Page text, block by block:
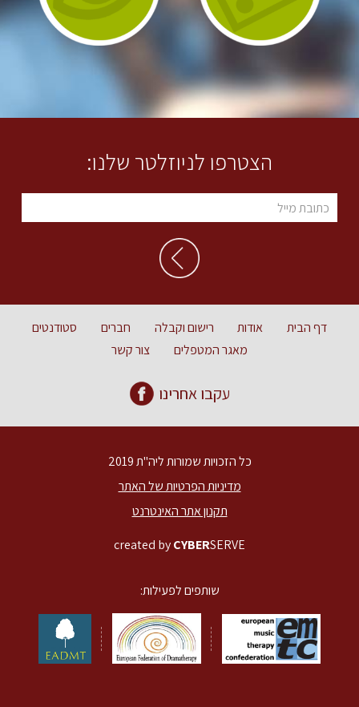
הצטרפו לניוזלטר שלנו:
דף הבית אודות רישום וקבלה חברים
סטודנטים
מאגר המטפלים
צור קשר
עקבו אחרינו
כל הזכויות שמורות ליה"ת 2019
מדיניות הפרטיות של האתר
תקנון אתר האינטרנט
created byCYBERSERVE
שותפים לפעילות: